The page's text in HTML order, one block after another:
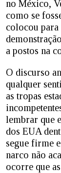
no México,
como se
colocou para
a postos na
O discurso
qualquer
as tropas
lembrar que
dos EUA
segue firme
narco não
ocorre que